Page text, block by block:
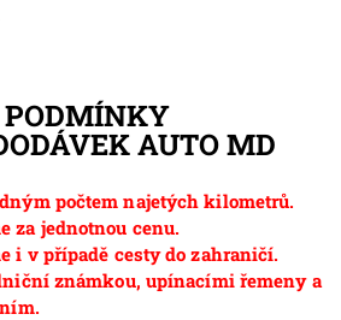
AUTO MD
počtem najetých kilometrů.
za jednotnou cenu.
i v případě cesty do zahraničí.
známkou, upínacími řemeny a